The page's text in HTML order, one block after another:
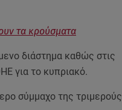
τα κρούσματα
διάστημα καθώς στις
για το κυπριακό.
σύμμαχο της τριμερούς